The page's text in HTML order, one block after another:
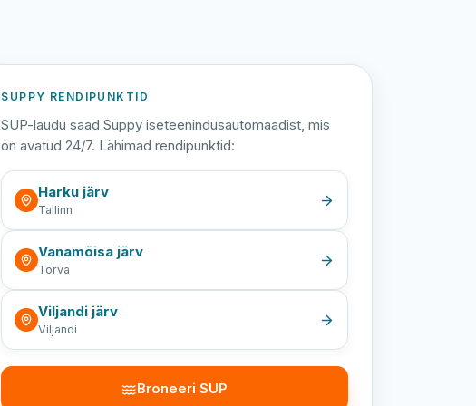
SUPPY RENDIPUNKTID
SUP-laudu saad Suppy iseteenindusautomaadist, mis
on avatud 24/7. Lähimad rendipunktid:
Harku järv
Tallinn
Vanamõisa järv
Tõrva
Viljandi järv
Viljandi
Broneeri SUP